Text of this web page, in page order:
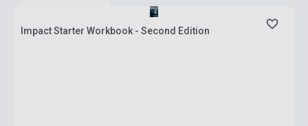
Impact Starter Workbook - Second Edition